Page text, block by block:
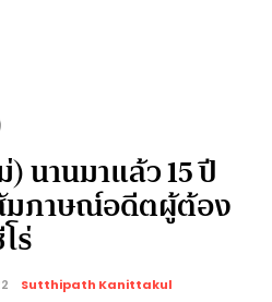
นานมาแล้ว 15 ปี
มภาษณ์อดีตผู้ต้อง
ร่
Sutthipath Kanittakul